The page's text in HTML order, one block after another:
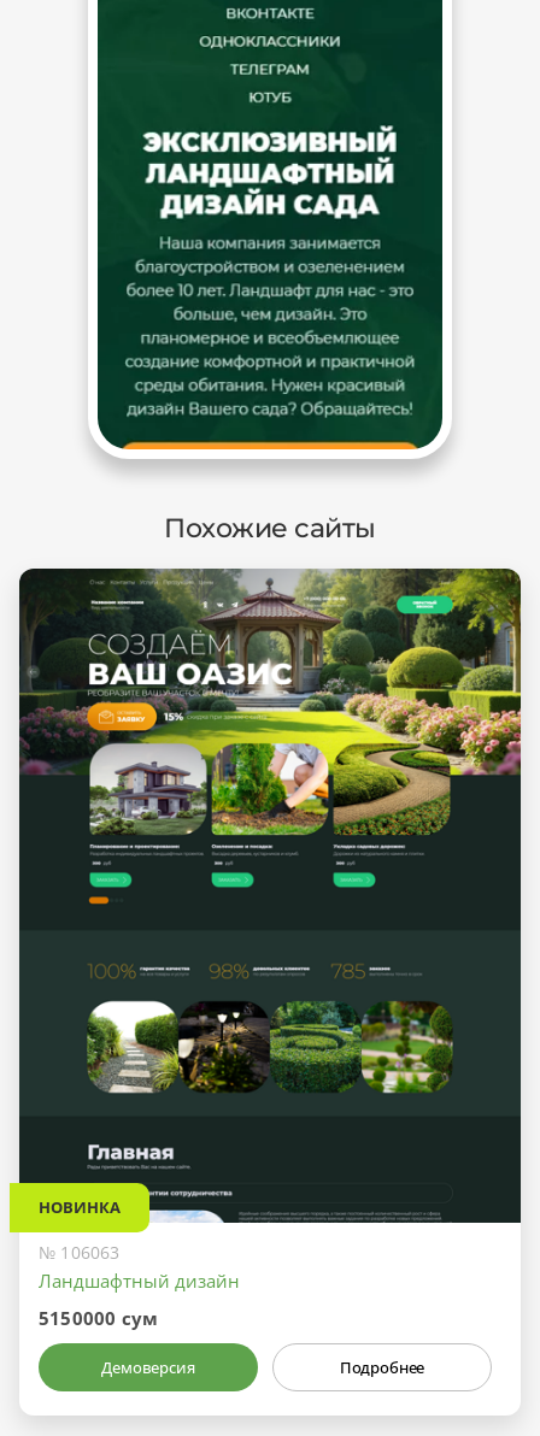
Похожие сайты
НОВИНКА
№ 106063
Ландшафтный дизайн
5150000 сум
Демоверсия Подробнее